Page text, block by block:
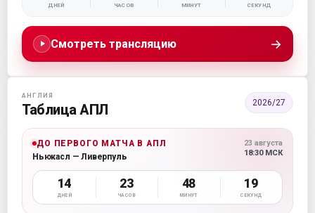
ДНЕЙ ЧАСОВ МИНУТ СЕКУНД
Смотреть трансляцию →
АНГЛИЯ
Таблица АПЛ 2026/27
ДО ПЕРВОГО МАТЧА В АПЛ
Ньюкасл — Ливерпуль
23 августа
18:30 МСК
14
ДНЕЙ
23
ЧАСОВ
48
МИНУТ
19
СЕКУНД